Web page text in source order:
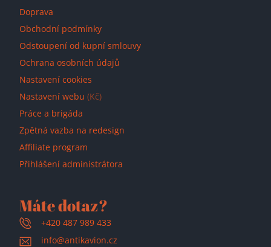
Doprava
Obchodní podmínky
Odstoupení od kupní smlouvy
Ochrana osobních údajů
Nastavení cookies
Nastavení webu (Kč)
Práce a brigáda
Zpětná vazba na redesign
Affiliate program
Přihlášení administrátora
Máte dotaz?
+420 487 989 433
info@antikavion.cz